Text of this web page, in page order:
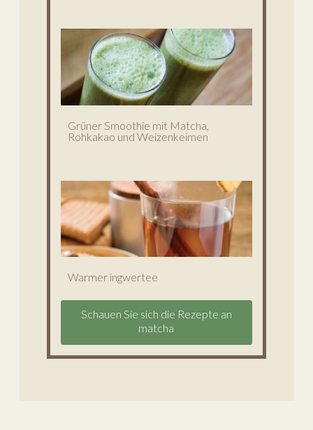
Grüner Smoothie mit Matcha,
Rohkakao und Weizenkeimen
Warmer ingwertee
Schauen Sie sich die Rezepte an
matcha